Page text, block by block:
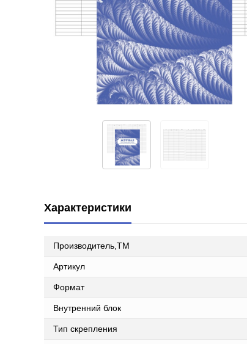
Характеристики
Производитель,ТМ
Артикул
Формат
Внутренний блок
Тип скрепления